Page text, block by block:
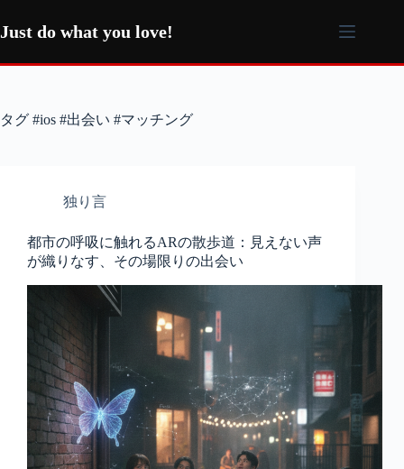
ン
ン
ス
Just do what you love!
タグ #ios #出会い #マッチング
独り言
都市の呼吸に触れるARの散歩道：見えない声
が織りなす、その場限りの出会い